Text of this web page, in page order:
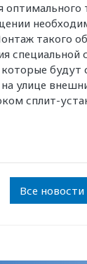
оптимального
такого
специальной
будут
улице
сплит-
Все новости